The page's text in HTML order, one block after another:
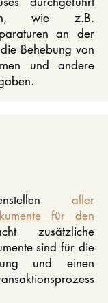
wie z.B.
an der
Behebung von
und andere
aller
für den
zusätzliche
sind für die
und einen